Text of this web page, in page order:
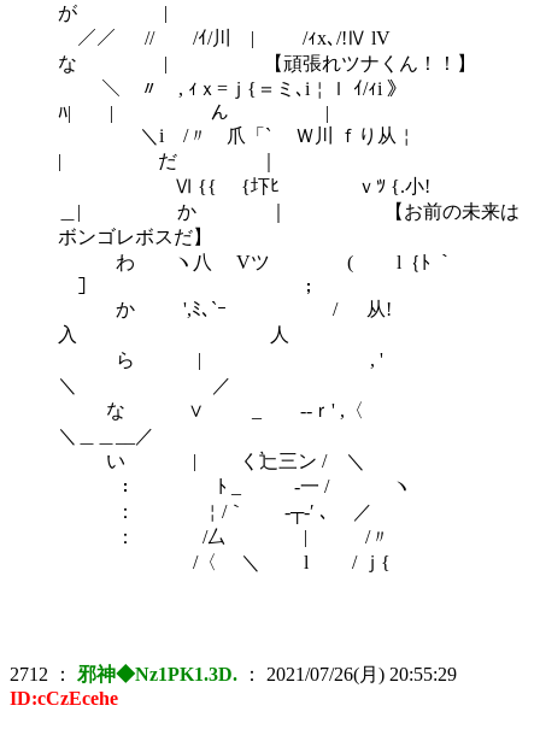
が |
￣／／ // /ｲ/川 | /ｨx､/!Ⅳ lV
な | 【頑張れツナくん！！】
￣＼ 〃 , ｨｘ=ｊ{＝ミ､i￤ｌ ｲ/ｨi 》
ﾊ| | ん |
＼i /〃 爪「` Ｗ川 ｆり从￤
| だ ｜
Ⅵ {{ {圷ﾋ ｖﾂ {.小!
＿| か ｜ 【お前の未来は
ボンゴレボスだ】
わ ヽ八 Vツ ( l｛ﾄ ｀
￣］ ；
か ',ﾐ､`ｰ / 从!
入 人
ら | , '
＼ ／
な ∨ _ -‐ｒ' ,〈
＼＿＿__／
い | く辷三ン / ＼
： ﾄ _ -一 / ヽ
： ￤/｀ ‐┬‐′ ､ ／
： /厶 | /〃
/〈 ＼ l / ｊ{
2712 ： 邪神◆Nz1PK1.3D. ： 2021/07/26(月) 20:55:29
ID:cCzEcehe